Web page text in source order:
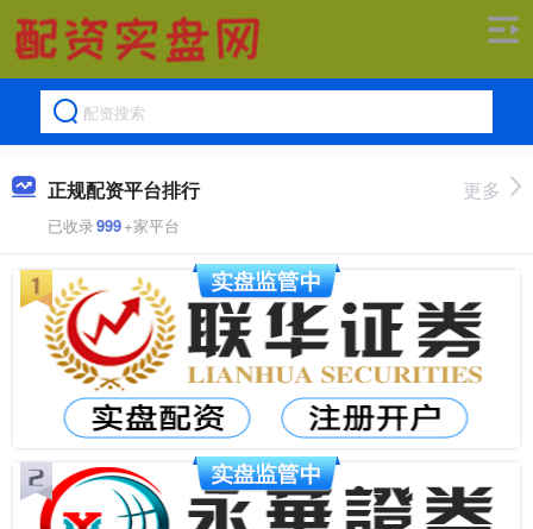
正规配资平台排行
已收录999+家平台
更多